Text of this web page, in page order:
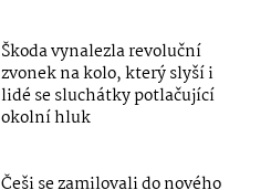
Škoda vynalezla revoluční
zvonek na kolo, který slyší i
lidé se sluchátky potlačující
okolní hluk
Češi se zamilovali do nového